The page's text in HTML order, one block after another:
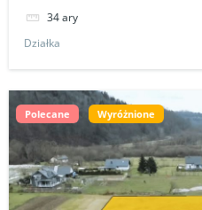
34 ary
Działka
Polecane Wyróżnione